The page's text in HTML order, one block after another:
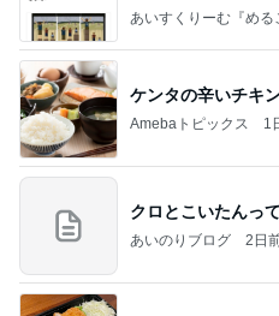
あいすくりーむ『める
ケンタの辛いチキ
Amebaトピックス 1
クロとこいたんっ
あいのりブログ 2日